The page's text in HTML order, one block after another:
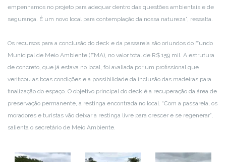
empenhamos no projeto para adequar dentro das questões ambientais e de
segurança. É um novo local para contemplação da nossa natureza”, ressalta.
Os recursos para a conclusão do deck e da passarela são oriundos do Fundo
Municipal de Meio Ambiente (FMA), no valor total de R$ 159 mil. A estrutura
de concreto, que já estava no local, foi avaliada por um profissional que
verificou as boas condições e a possibilidade da inclusão das madeiras para
finalização do espaço. O objetivo principal do deck é a recuperação da área de
preservação permanente, a restinga encontrada no local. “Com a passarela, os
moradores e turistas vão deixar a restinga livre para crescer e se regenerar”,
salienta o secretário de Meio Ambiente.